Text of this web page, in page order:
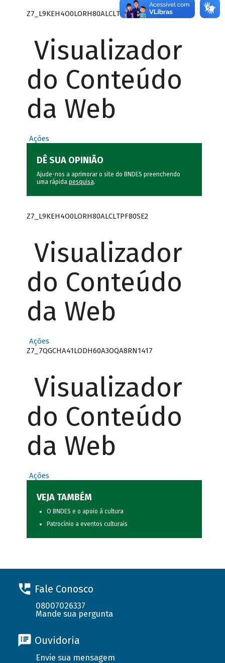
Z7_L9KEH4O0LORH80ALCLTPF80SE0
Visualizador
do Conteúdo
da Web
Ações
DÊ SUA OPINIÃO
Ajude-nos a aprimorar o site do BNDES preenchendo
uma rápida pesquisa.
Z7_L9KEH4O0LORH80ALCLTPF80SE2
Visualizador
do Conteúdo
da Web
Ações
Z7_7QGCHA41LODH60A3OQA8RN1417
Visualizador
do Conteúdo
da Web
Ações
VEJA TAMBÉM
O BNDES e o apoio à cultura
Patrocínio a eventos culturais
Fale Conosco
08007026337
Mande sua pergunta
Ouvidoria
Envie sua mensagem